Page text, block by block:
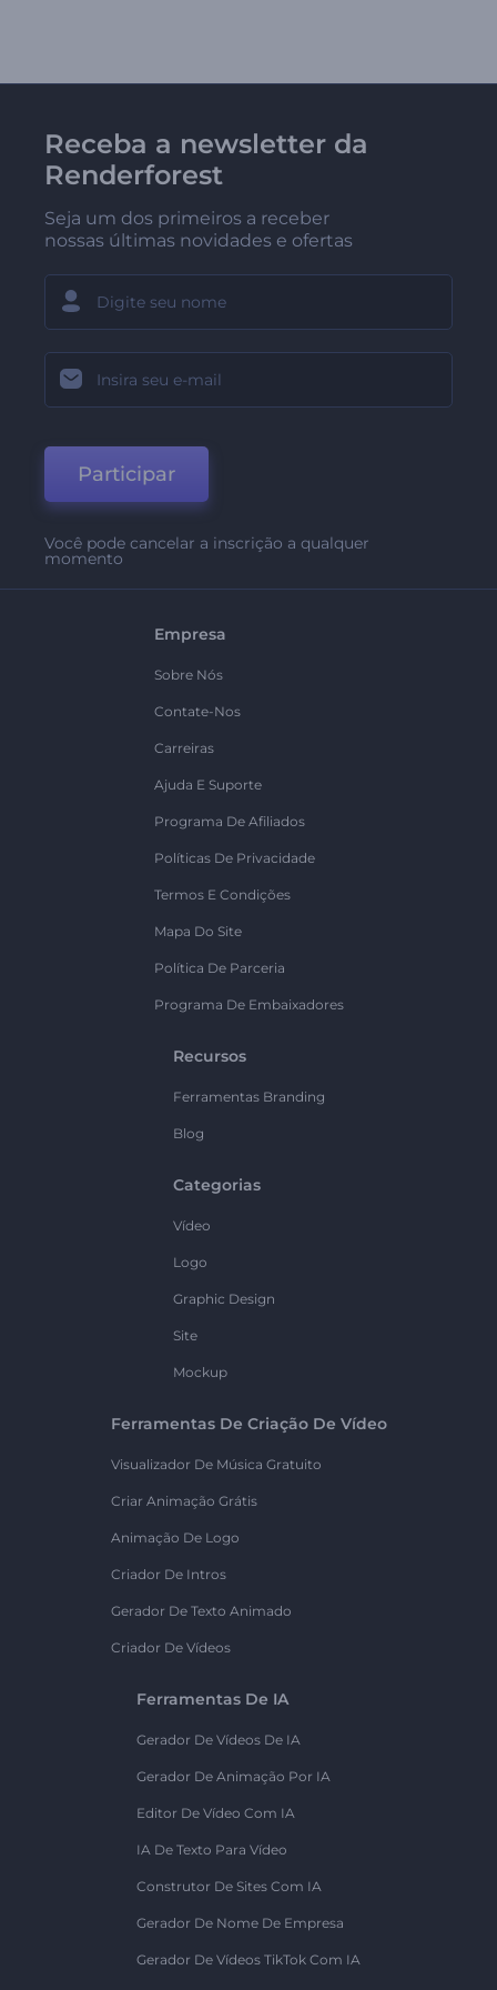
Receba a newsletter da
Renderforest
Seja um dos primeiros a receber
nossas últimas novidades e ofertas
Participar
Você pode cancelar a inscrição a qualquer
momento
Empresa
Sobre Nós
Contate-Nos
Carreiras
Ajuda E Suporte
Programa De Afiliados
Políticas De Privacidade
Termos E Condições
Mapa Do Site
Política De Parceria
Programa De Embaixadores
Recursos
Ferramentas Branding
Blog
Categorias
Vídeo
Logo
Graphic Design
Site
Mockup
Ferramentas De Criação De Vídeo
Visualizador De Música Gratuito
Criar Animação Grátis
Animação De Logo
Criador De Intros
Gerador De Texto Animado
Criador De Vídeos
Ferramentas De IA
Gerador De Vídeos De IA
Gerador De Animação Por IA
Editor De Vídeo Com IA
IA De Texto Para Vídeo
Construtor De Sites Com IA
Gerador De Nome De Empresa
Gerador De Vídeos TikTok Com IA